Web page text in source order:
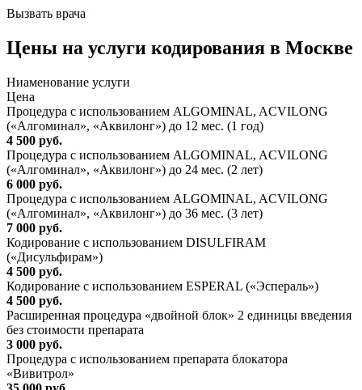
Вызвать врача
Цены на услуги кодирования в Москве
Ниaменование услуги
Цена
Процедура с использованием ALGOMINAL, ACVILONG
(«Алгоминал», «Аквилонг») до 12 мес. (1 год)
4 500 руб.
Процедура с использованием ALGOMINAL, ACVILONG
(«Алгоминал», «Аквилонг») до 24 мес. (2 лет)
6 000 руб.
Процедура с использованием ALGOMINAL, ACVILONG
(«Алгоминал», «Аквилонг») до 36 мес. (3 лет)
7 000 руб.
Кодирование с использованием DISULFIRAM
(«Дисульфирам»)
4 500 руб.
Кодирование с использованием ESPERAL («Эспераль»)
4 500 руб.
Расширенная процедура «двойной блок» 2 единицы введения
без стоимости препарата
3 000 руб.
Процедура с использованием препарата блокатора
«Вивитрол»